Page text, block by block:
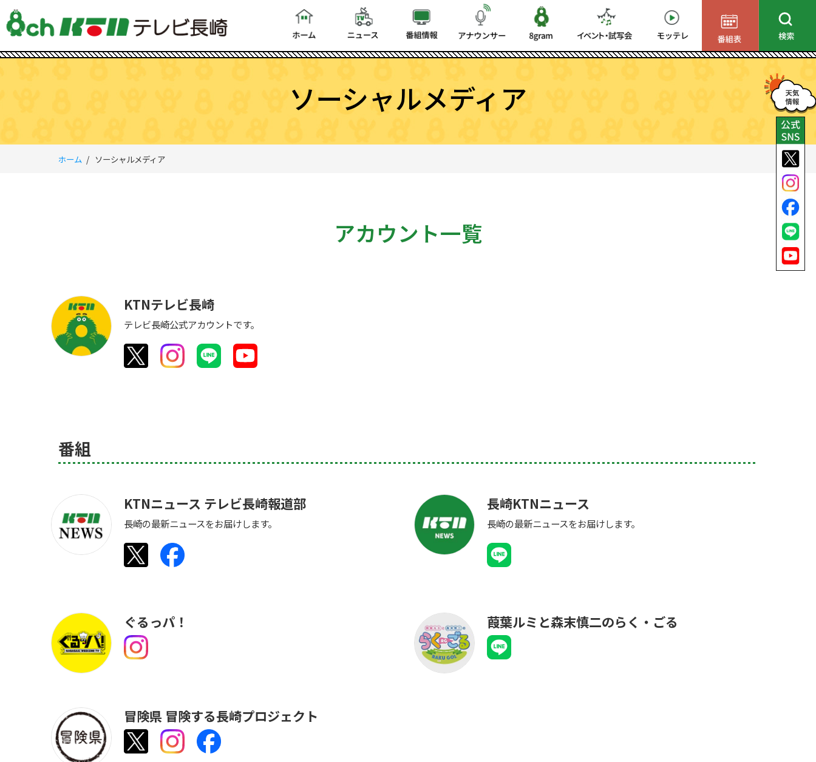
ソーシャルメディア
ホーム ソーシャルメディア
アカウント一覧
KTNテレビ長崎
テレビ長崎公式アカウントです。
番組
KTNニュース テレビ長崎報道部
長崎の最新ニュースをお届けします。
長崎KTNニュース
長崎の最新ニュースをお届けします。
ぐるっパ！ 葭葉ルミと森末慎二のらく・ごる
冒険県 冒険する長崎プロジェクト